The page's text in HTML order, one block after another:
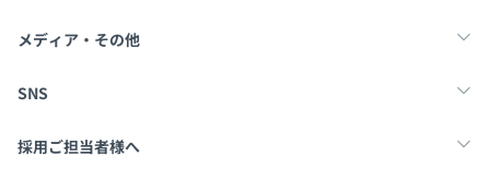
学習
メディア・その他
Tech Team Journal
SNS
X
採用ご担当者様へ